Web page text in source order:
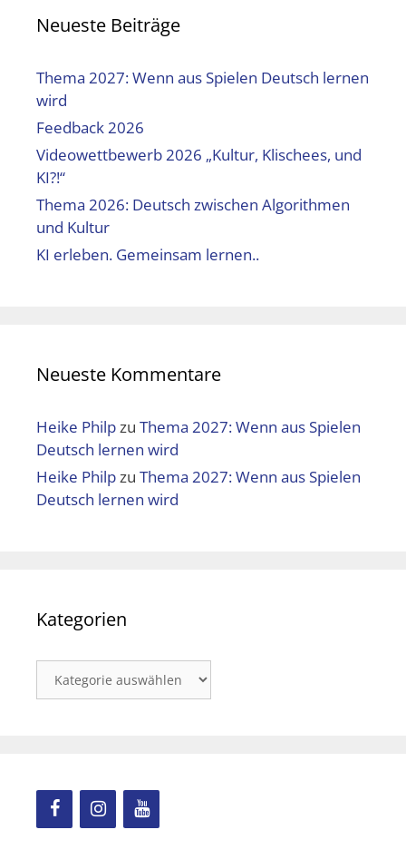
Neueste Beiträge
Thema 2027: Wenn aus Spielen Deutsch lernen
wird
Feedback 2026
Videowettbewerb 2026 „Kultur, Klischees, und
KI?!“
Thema 2026: Deutsch zwischen Algorithmen
und Kultur
KI erleben. Gemeinsam lernen..
Neueste Kommentare
Heike Philpzu Thema 2027: Wenn aus Spielen
Deutsch lernen wird
Heike Philpzu Thema 2027: Wenn aus Spielen
Deutsch lernen wird
Kategorien
Kategorien